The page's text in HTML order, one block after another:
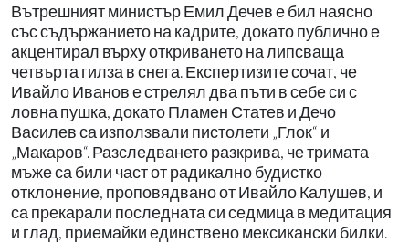
Вътрешният министър Емил Дечев е бил наясно
със съдържанието на кадрите, докато публично е
акцентирал върху откриването на липсваща
четвърта гилза в снега. Експертизите сочат, че
Ивайло Иванов е стрелял два пъти в себе си с
ловна пушка, докато Пламен Статев и Дечо
Василев са използвали пистолети „Глок“ и
„Макаров“. Разследването разкрива, че тримата
мъже са били част от радикално будистко
отклонение, проповядвано от Ивайло Калушев, и
са прекарали последната си седмица в медитация
и глад, приемайки единствено мексикански билки.